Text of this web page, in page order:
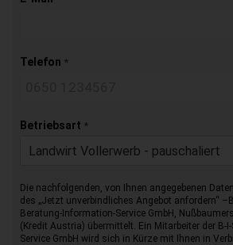
Telefon *
Betriebsart *
Landwirt Vollerwerb - pauschaliert
Die nachfolgenden, von Ihnen angegebenen
des „Jetzt unverbindliches Angebot anfordern“
Beratung-Information-Service GmbH,
(Kredit Austria) übermittelt. Ein Mitarbeiter der B-
Service GmbH wird sich in Kürze mit Ihnen in